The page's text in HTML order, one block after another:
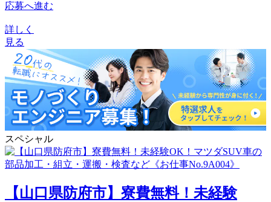
応募へ進む
詳しく
見る
スペシャル
【山口県防府市】寮費無料！未経験